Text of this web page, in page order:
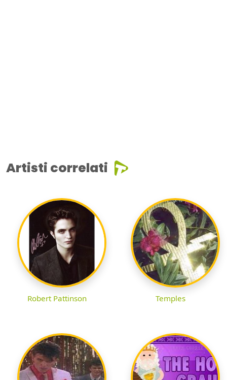
Artisti correlati
Robert Pattinson Temples